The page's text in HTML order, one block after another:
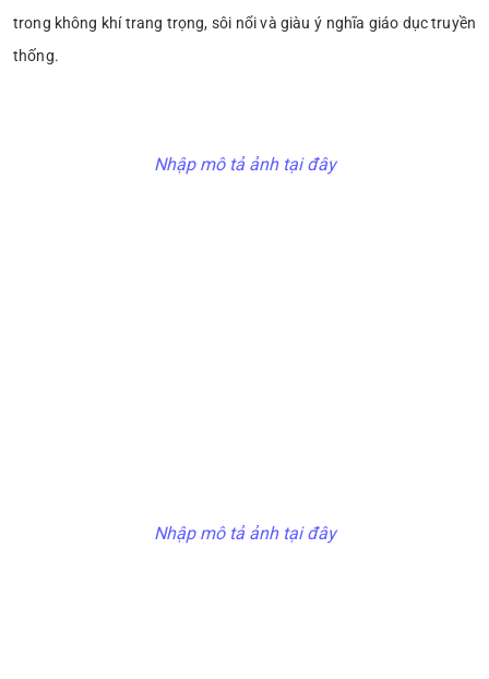
trong không khí trang trọng, sôi nổi và giàu ý nghĩa giáo dục truyền
thống.
Nhập mô tả ảnh tại đây
Nhập mô tả ảnh tại đây